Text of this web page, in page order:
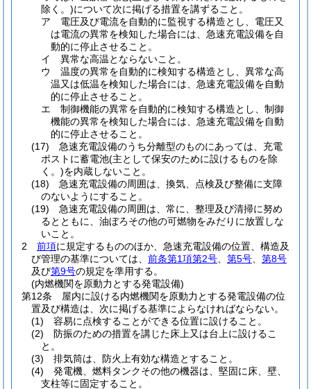
除く。)について次に掲げる措置を講ずること。
ア
電圧及び電流を自動的に監視する構造とし、電圧又
は電流の異常を検知した場合には、急速充電設備を自
動的に停止させること。
イ
異常な高温とならないこと。
ウ
温度の異常を自動的に検知する構造とし、異常な高
温又は低温を検知した場合には、急速充電設備を自動
的に停止させること。
エ
制御機能の異常を自動的に検知する構造とし、制御
機能の異常を検知した場合には、急速充電設備を自動
的に停止させること。
(17)
急速充電設備のうち分離型のものにあっては、充電
ポストに蓄電池(主として保安のために設けるものを除
く。)を内蔵しないこと。
(18)
急速充電設備の周囲は、換気、点検及び整備に支障
のないようにすること。
(19)
急速充電設備の周囲は、常に、整理及び清掃に努め
るとともに、油ぼろその他の可燃物をみだりに放置しな
いこと。
2
前項に規定するもののほか、急速充電設備の位置、構造及
び管理の基準については、 前条第1項第2号 第5号
第8号
及び第9号の規定を準用する。
(内燃機関を原動力とする発電設備)
第12条
屋内に設ける内燃機関を原動力とする発電設備の位
置及び構造は、次に掲げる基準によらなければならない。
(1)
容易に点検することができる位置に設けること。
(2)
防振のための措置を講じた床上又は台上に設けるこ
と。
(3)
排気筒は、防火上有効な構造とすること。
(4)
発電機、燃料タンクその他の機器は、堅固に床、壁、
支柱等に固定すること。